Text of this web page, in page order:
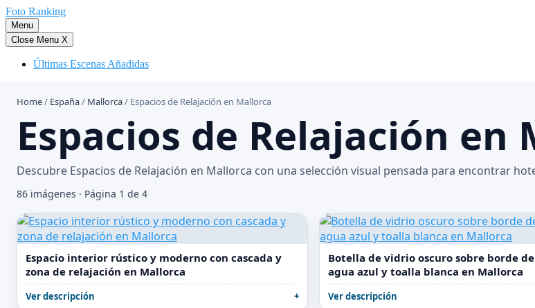
Saltar
al
contenido
Foto Ranking
Menu
Close Menu X
Últimas Escenas Añadidas
Home/ España/ Mallorca/ Espacios de Relajación en Mallorca
Espacios de Relajación en
Descubre Espacios de Relajación en Mallorca con una selección visual pensada para encontrar
86 imágenes · Página 1 de 4
Espacio interior rústico y moderno con cascada y
zona de relajación en Mallorca
Ver descripción
Botella de vidrio oscuro sobre borde
agua azul y toalla blanca en Mallorca
Ver descripción